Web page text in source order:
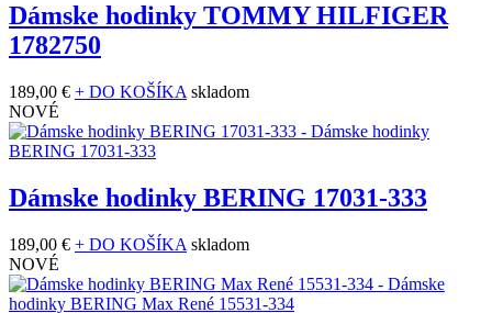
Dámske hodinky TOMMY HILFIGER
1782750
189,00 € + DO KOŠÍKA skladom
NOVÉ
Dámske hodinky BERING 17031-333
189,00 € + DO KOŠÍKA skladom
NOVÉ